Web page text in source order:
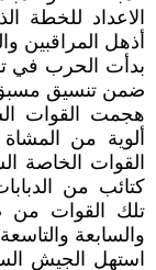
الاعداد للخطة
أذهل المراقبين
ضمن تنسيق مسبق
هجمت القوات
ألوية من
القوات الخاصة
كتائب من
تلك القوات
والسابعة
استهل الجيش